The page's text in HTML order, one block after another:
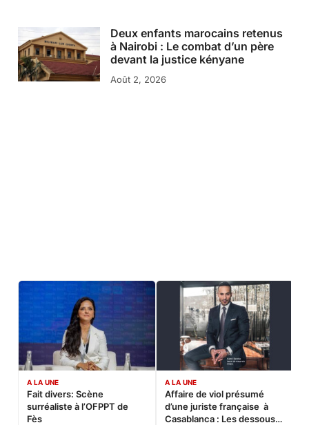
Deux enfants marocains retenus
à Nairobi : Le combat d’un père
devant la justice kényane
Août 2, 2026
A LA UNE
Fait divers: Scène
surréaliste à l’OFPPT de
Fès
A LA UNE
Affaire de viol présumé
d’une juriste française à
Casablanca : Les dessous